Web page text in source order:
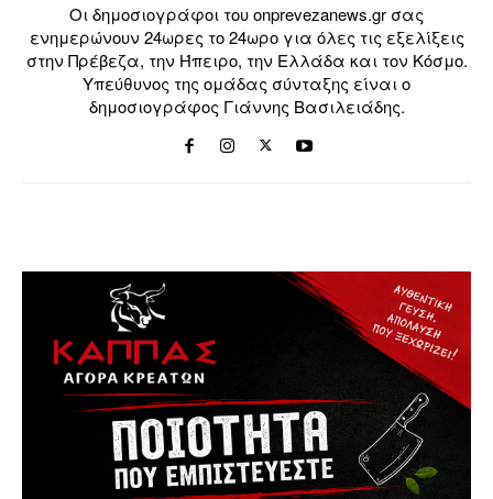
Οι δημοσιογράφοι του onprevezanews.gr σας
ενημερώνουν 24ωρες το 24ωρο για όλες τις εξελίξεις
στην Πρέβεζα, την Ήπειρο, την Ελλάδα και τον Κόσμο.
Υπεύθυνος της ομάδας σύνταξης είναι ο
δημοσιογράφος Γιάννης Βασιλειάδης.